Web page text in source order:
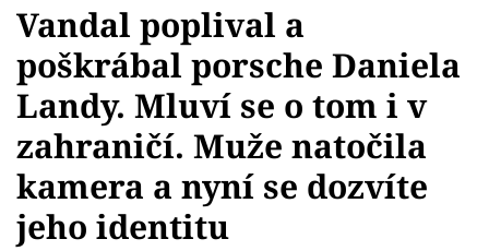
Témata
Showbyznys
Youtubeři
Virály
Vandal poplival a
poškrábal porsche Daniela
Landy. Mluví se o tom i v
zahraničí. Muže natočila
kamera a nyní se dozvíte
jeho identitu